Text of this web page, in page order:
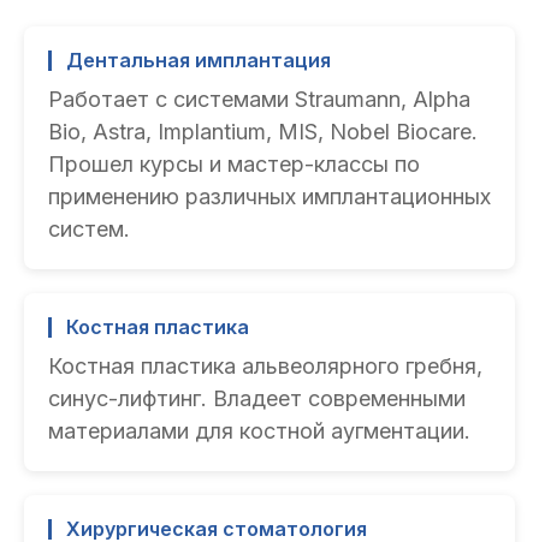
Дентальная имплантация
Работает с системами Straumann, Alpha
Bio, Astra, Implantium, MIS, Nobel Biocare.
Прошел курсы и мастер-классы по
применению различных имплантационных
систем.
Костная пластика
Костная пластика альвеолярного гребня,
синус-лифтинг. Владеет современными
материалами для костной аугментации.
Хирургическая стоматология